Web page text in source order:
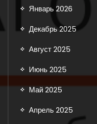
Январь 2026
Декабрь 2025
Август 2025
Июнь 2025
Май 2025
Апрель 2025